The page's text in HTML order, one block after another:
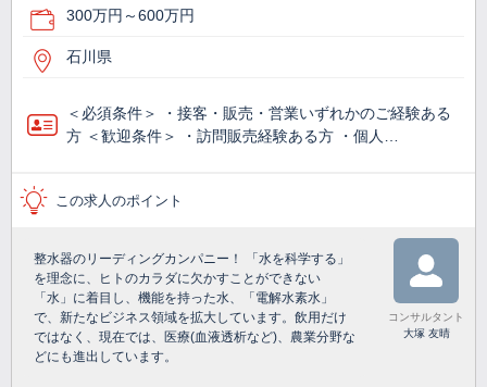
300万円～600万円
石川県
＜必須条件＞ ・接客・販売・営業いずれかのご経験ある
方 ＜歓迎条件＞ ・訪問販売経験ある方 ・個人…
この求人のポイント
整水器のリーディングカンパニー！ 「水を科学する」
を理念に、ヒトのカラダに欠かすことができない
「水」に着目し、機能を持った水、「電解水素水」
で、新たなビジネス領域を拡大しています。飲用だけ
ではなく、現在では、医療(血液透析など)、農業分野な
どにも進出しています。
コンサルタント
大塚 友晴